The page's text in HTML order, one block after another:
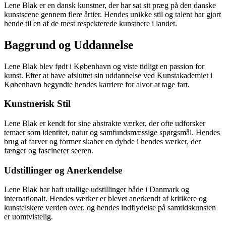
Lene Blak er en dansk kunstner, der har sat sit præg på den danske
kunstscene gennem flere årtier. Hendes unikke stil og talent har gjort
hende til en af de mest respekterede kunstnere i landet.
Baggrund og Uddannelse
Lene Blak blev født i København og viste tidligt en passion for
kunst. Efter at have afsluttet sin uddannelse ved Kunstakademiet i
København begyndte hendes karriere for alvor at tage fart.
Kunstnerisk Stil
Lene Blak er kendt for sine abstrakte værker, der ofte udforsker
temaer som identitet, natur og samfundsmæssige spørgsmål. Hendes
brug af farver og former skaber en dybde i hendes værker, der
fænger og fascinerer seeren.
Udstillinger og Anerkendelse
Lene Blak har haft utallige udstillinger både i Danmark og
internationalt. Hendes værker er blevet anerkendt af kritikere og
kunstelskere verden over, og hendes indflydelse på samtidskunsten
er uomtvistelig.